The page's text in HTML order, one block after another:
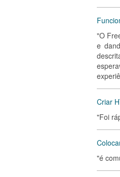
"O
e
Criar
"Foi
"é